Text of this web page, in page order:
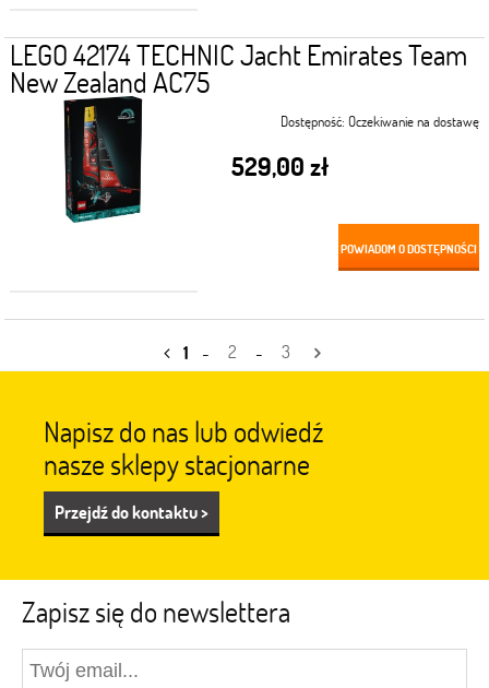
LEGO 42174 TECHNIC Jacht Emirates Team
New Zealand AC75
Dostępność: Oczekiwanie na dostawę
529,00 zł
POWIADOM O DOSTĘPNOŚCI
1 - 2 - 3
Napisz do nas lub odwiedź
nasze sklepy stacjonarne
Przejdź do kontaktu >
Zapisz się do newslettera